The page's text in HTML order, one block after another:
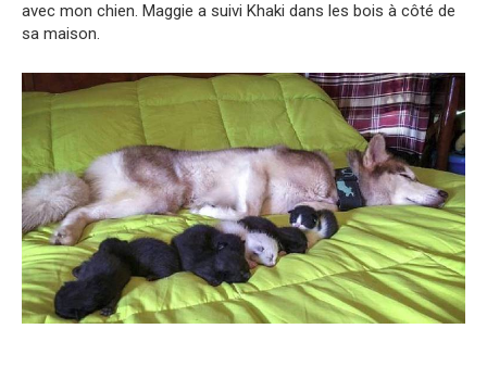
avec mon chien. Maggie a suivi Khaki dans les bois à côté de
sa maison.